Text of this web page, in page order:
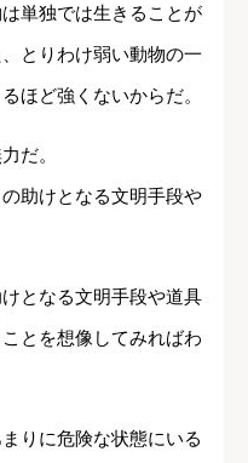
単独では生きることが
とりわけ弱い動物の一
ほど強くないからだ。
だ。
助けとなる文明手段や
となる文明手段や道具
とを想像してみればわ
りに危険な状態にいる